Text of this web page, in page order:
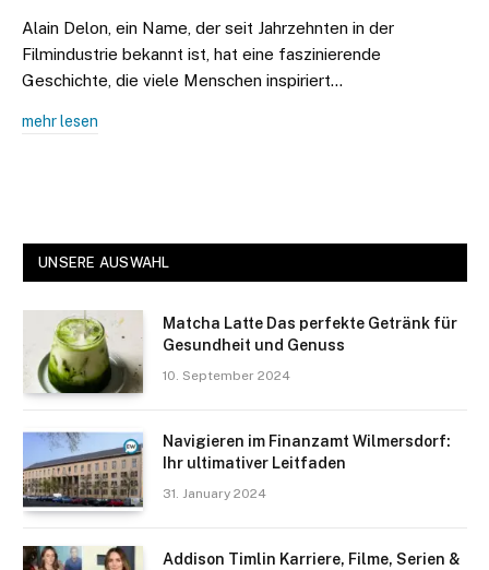
Alain Delon, ein Name, der seit Jahrzehnten in der
Filmindustrie bekannt ist, hat eine faszinierende
Geschichte, die viele Menschen inspiriert…
mehr lesen
UNSERE AUSWAHL
Matcha Latte Das perfekte Getränk für
Gesundheit und Genuss
10. September 2024
Navigieren im Finanzamt Wilmersdorf:
Ihr ultimativer Leitfaden
31. January 2024
Addison Timlin Karriere, Filme, Serien &